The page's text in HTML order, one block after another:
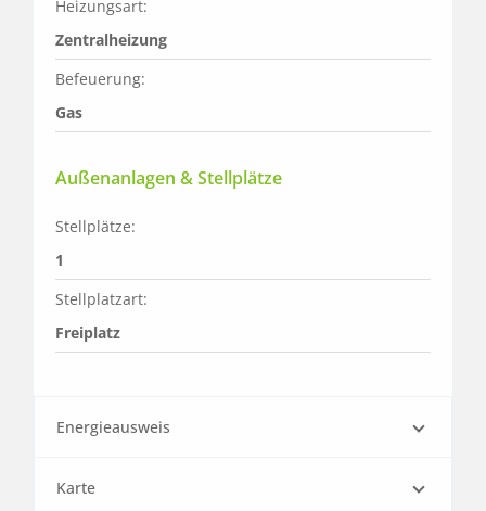
Heizungsart:
Zentralheizung
Befeuerung:
Gas
Außenanlagen & Stellplätze
Stellplätze:
1
Stellplatzart:
Freiplatz
Energieausweis
Karte